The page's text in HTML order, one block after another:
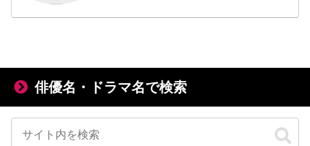
俳優名・ドラマ名で検索